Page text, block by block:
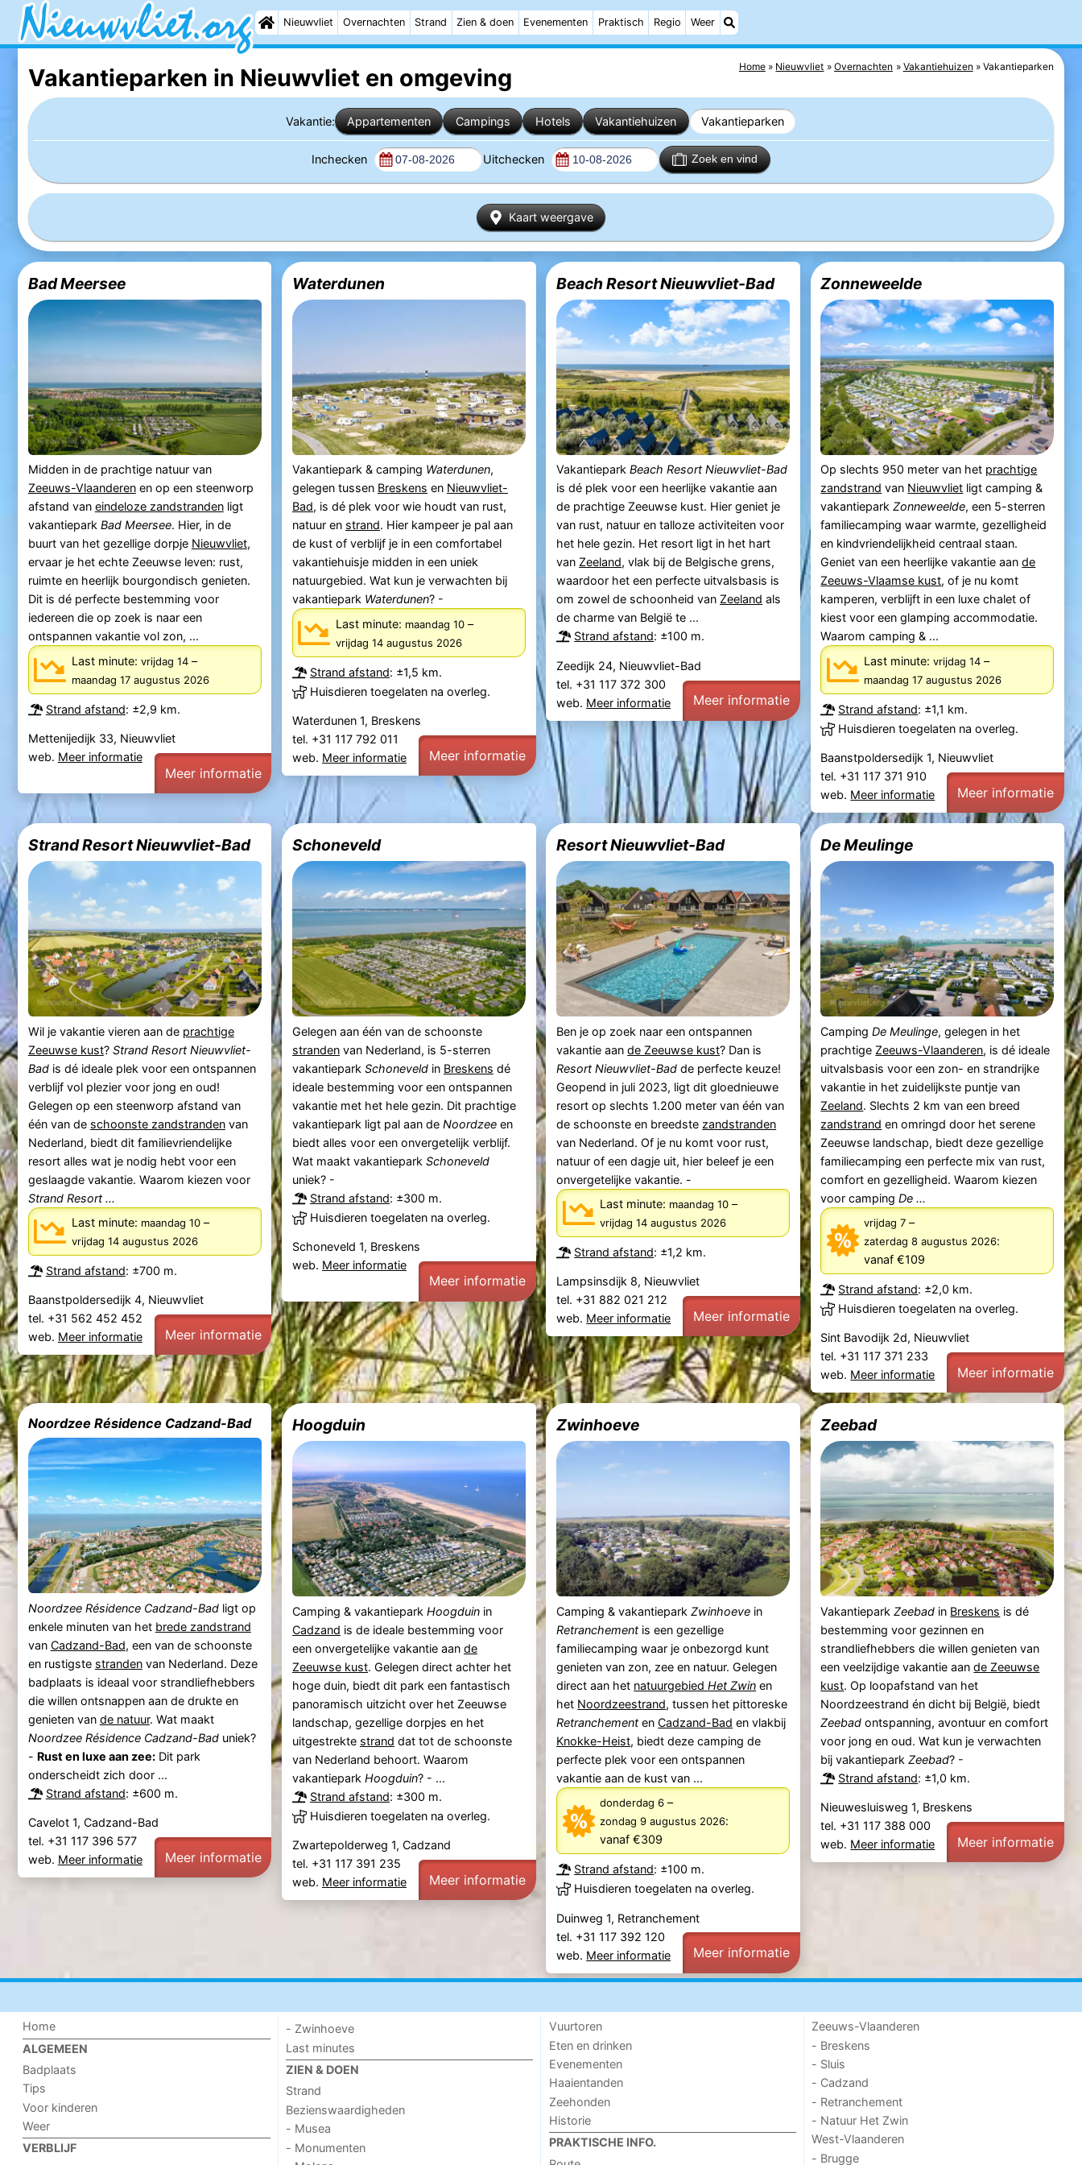
Nieuwvliet Overnachten Strand Zien & doen Evenementen Praktisch Regio Weer
Home Nieuwvliet Overnachten Vakantiehuizen Vakantieparken
Vakantieparken in Nieuwvlieten omgeving
Vakantie: Appartementen Campings Hotels Vakantiehuizen Vakantieparken
Inchecken Uitchecken Zoek en vind
Kaart weergave
Bad Meersee
Midden in de prachtige natuur van
Zeeuws-Vlaanderenen op een steenworp
afstand van eindeloze zandstrandenligt
vakantiepark Bad Meersee. Hier, in de
buurt van het gezellige dorpje Nieuwvliet,
ervaar je het echte Zeeuwse leven: rust,
ruimte en heerlijk bourgondisch genieten.
Dit is dé perfecte bestemming voor
iedereen die op zoek is naar een
ontspannen vakantie vol zon, ...
Last minute: vrijdag 14–
maandag 17 augustus 2026
Strand afstand: ±2,9 km.
Mettenijedijk 33, Nieuwvliet
web. Meer informatie
Meer informatie
Waterdunen
Vakantiepark & camping Waterdunen,
gelegen tussen Breskens en Nieuwvliet-
Bad, is dé plek voor wie houdt van rust,
natuur en strand. Hier kampeer je pal aan
de kust of verblijf je in een comfortabel
vakantiehuisje midden in een uniek
natuurgebied. Wat kun je verwachten bij
vakantiepark Waterdunen? -
Last minute: maandag 10–
vrijdag 14 augustus 2026
Strand afstand: ±1,5 km.
Huisdieren toegelaten na overleg.
Waterdunen 1, Breskens
tel. +31 117 792 011
web. Meer informatie Meer informatie
Beach Resort Nieuwvliet-Bad
VakantieparkBeach Resort Nieuwvliet-Bad
is dé plek voor een heerlijke vakantie aan
de prachtige Zeeuwse kust. Hier geniet je
van rust, natuur en talloze activiteiten voor
het hele gezin. Het resort ligt in het hart
vanZeeland, vlak bij de Belgische grens,
waardoor het een perfecte uitvalsbasis is
om zowel de schoonheid vanZeeland als
de charme van België te ...
Strand afstand: ±100 m.
Zeedijk 24, Nieuwvliet-Bad
tel. +31 117 372 300
web. Meer informatie Meer informatie
Zonneweelde
Op slechts 950 meter van het prachtige
zandstrand van Nieuwvliet ligt camping &
vakantieparkZonneweelde, een 5-sterren
familiecamping waar warmte, gezelligheid
en kindvriendelijkheid centraal staan.
Geniet van een heerlijke vakantie aande
Zeeuws-Vlaamse kust, of je nu komt
kamperen, verblijft in een luxe chalet of
kiest voor een glamping accommodatie.
Waarom camping & ...
Last minute:vrijdag 14 –
maandag 17 augustus 2026
Strand afstand: ±1,1 km.
Huisdieren toegelaten na overleg.
Baanstpoldersedijk 1, Nieuwvliet
tel. +31 117 371 910
web. Meer informatie Meer informatie
Strand Resort Nieuwvliet-Bad
Wil je vakantie vieren aan de prachtige
Zeeuwse kust? Strand Resort Nieuwvliet-
Badis dé ideale plek voor een ontspannen
verblijf vol plezier voor jong en oud!
Gelegen op een steenworp afstand van
één van de schoonste zandstrandenvan
Nederland, biedt dit familievriendelijke
resort alles wat je nodig hebt voor een
geslaagde vakantie. Waarom kiezen voor
Strand Resort ...
Last minute: maandag 10–
vrijdag 14 augustus 2026
Strand afstand: ±700 m.
Baanstpoldersedijk 4, Nieuwvliet
tel. +31 562 452 452
web. Meer informatie Meer informatie
Schoneveld
Gelegen aan één van de schoonste
strandenvan Nederland, is 5-sterren
vakantiepark Schoneveldin Breskens dé
ideale bestemming voor een ontspannen
vakantie met het hele gezin. Dit prachtige
vakantiepark ligt pal aan de Noordzeeen
biedt alles voor een onvergetelijk verblijf.
Wat maakt vakantiepark Schoneveld
uniek? -
Strand afstand: ±300 m.
Huisdieren toegelaten na overleg.
Schoneveld 1, Breskens
web. Meer informatie
Meer informatie
Resort Nieuwvliet-Bad
Ben je op zoek naar een ontspannen
vakantie aande Zeeuwse kust? Dan is
Resort Nieuwvliet-Bad de perfecte keuze!
Geopend in juli 2023, ligt dit gloednieuwe
resort op slechts 1.200 meter van één van
de schoonste en breedste zandstranden
van Nederland. Of je nu komt voor rust,
natuur of een dagje uit, hier beleef je een
onvergetelijke vakantie. -
Last minute: maandag 10–
vrijdag 14 augustus 2026
Strand afstand: ±1,2 km.
Lampsinsdijk 8, Nieuwvliet
tel. +31 882 021 212
web. Meer informatie Meer informatie
De Meulinge
CampingDe Meulinge, gelegen in het
prachtigeZeeuws-Vlaanderen, is dé ideale
uitvalsbasis voor een zon- en strandrijke
vakantie in het zuidelijkste puntje van
Zeeland. Slechts 2 km van een breed
zandstrand en omringd door het serene
Zeeuwse landschap, biedt deze gezellige
familiecamping een perfecte mix van rust,
comfort en gezelligheid. Waarom kiezen
voor campingDe ...
vrijdag 7 –
zaterdag 8 augustus 2026:
vanaf €109
Strand afstand: ±2,0 km.
Huisdieren toegelaten na overleg.
Sint Bavodijk 2d, Nieuwvliet
tel. +31 117 371 233
web. Meer informatie Meer informatie
Noordzee Résidence Cadzand-Bad
Noordzee Résidence Cadzand-Badligt op
enkele minuten van het brede zandstrand
van Cadzand-Bad, een van de schoonste
en rustigste strandenvan Nederland. Deze
badplaats is ideaal voor strandliefhebbers
die willen ontsnappen aan de drukte en
genieten van de natuur. Wat maakt
Noordzee Résidence Cadzand-Baduniek?
- Rust en luxe aan zee:Dit park
onderscheidt zich door ...
Strand afstand: ±600 m.
Cavelot 1, Cadzand-Bad
tel. +31 117 396 577
web. Meer informatie Meer informatie
Hoogduin
Camping & vakantiepark Hoogduinin
Cadzand is de ideale bestemming voor
een onvergetelijke vakantie aan de
Zeeuwse kust. Gelegen direct achter het
hoge duin, biedt dit park een fantastisch
panoramisch uitzicht over het Zeeuwse
landschap, gezellige dorpjes en het
uitgestrekte strand dat tot de schoonste
van Nederland behoort. Waarom
vakantiepark Hoogduin? - ...
Strand afstand: ±300 m.
Huisdieren toegelaten na overleg.
Zwartepolderweg 1, Cadzand
tel. +31 117 391 235
web. Meer informatie Meer informatie
Zwinhoeve
Camping & vakantieparkZwinhoeve in
Retranchement is een gezellige
familiecamping waar je onbezorgd kunt
genieten van zon, zee en natuur. Gelegen
direct aan het natuurgebiedHet Zwin en
het Noordzeestrand, tussen het pittoreske
Retranchement enCadzand-Bad en vlakbij
Knokke-Heist, biedt deze camping de
perfecte plek voor een ontspannen
vakantie aan de kust van ...
donderdag 6–
zondag 9 augustus 2026:
vanaf €309
Strand afstand: ±100 m.
Huisdieren toegelaten na overleg.
Duinweg 1, Retranchement
tel. +31 117 392 120
web. Meer informatie Meer informatie
Zeebad
VakantieparkZeebad in Breskens is dé
bestemming voor gezinnen en
strandliefhebbers die willen genieten van
een veelzijdige vakantie aande Zeeuwse
kust. Op loopafstand van het
Noordzeestrand én dicht bij België, biedt
Zeebad ontspanning, avontuur en comfort
voor jong en oud. Wat kun je verwachten
bij vakantieparkZeebad? -
Strand afstand: ±1,0 km.
Nieuwesluisweg 1, Breskens
tel. +31 117 388 000
web. Meer informatie Meer informatie
Home
ALGEMEEN
Badplaats
Tips
Voor kinderen
Weer
VERBLIJF
- Zwinhoeve
Last minutes
ZIEN & DOEN
Strand
Bezienswaardigheden
- Musea
- Monumenten
Vuurtoren
Eten en drinken
Evenementen
Haaientanden
Zeehonden
Historie
PRAKTISCHE INFO.
Zeeuws-Vlaanderen
- Breskens
- Sluis
- Cadzand
- Retranchement
- Natuur Het Zwin
West-Vlaanderen
- Brugge